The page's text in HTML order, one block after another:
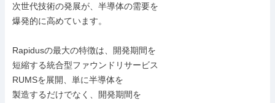
次世代技術の発展が、半導体の需要を
爆発的に高めています。
Rapidusの最大の特徴は、開発期間を
短縮する統合型ファウンドリサービス
RUMSを展開、単に半導体を
製造するだけでなく、開発期間を